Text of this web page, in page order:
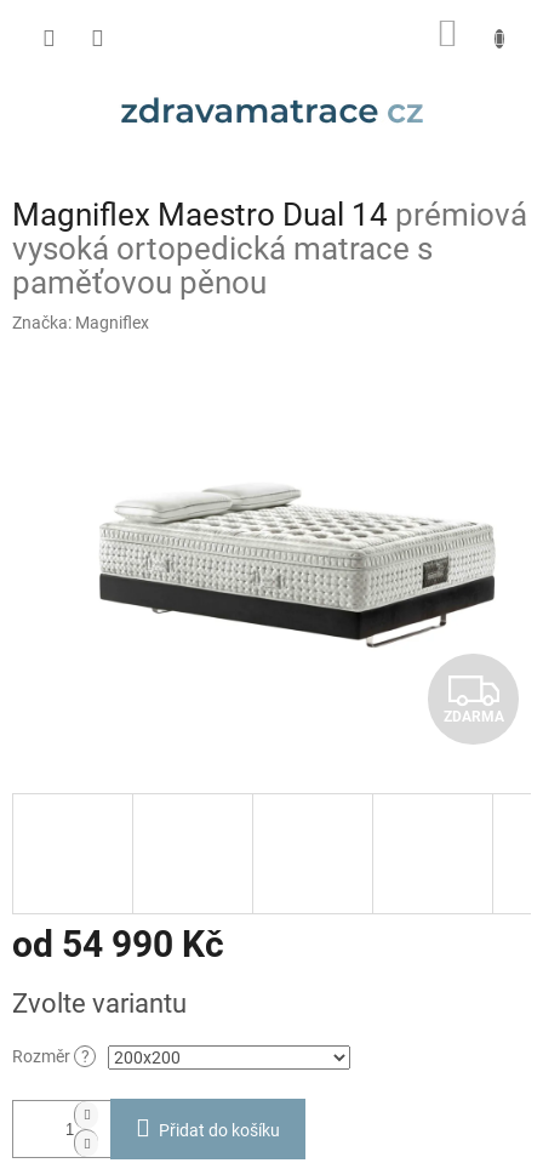
Magniflex Maestro Dual 14 prémiová
vysoká ortopedická matrace s
paměťovou pěnou
Značka: Magniflex
Z
D
A
ZDARMA
od 54 990 Kč
cena:
Zvolte variantu
Rozměr ?
Přidat do košíku